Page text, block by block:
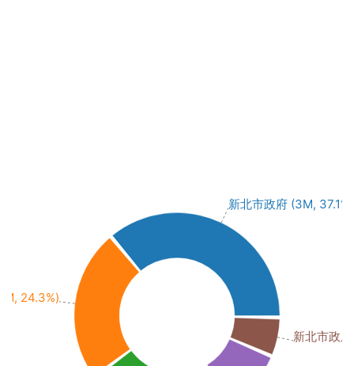
新北市政府 (3M, 37.1%)
24.3%)
新北市政